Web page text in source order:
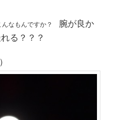
んなもんですか？ 腕が良か
る？？？